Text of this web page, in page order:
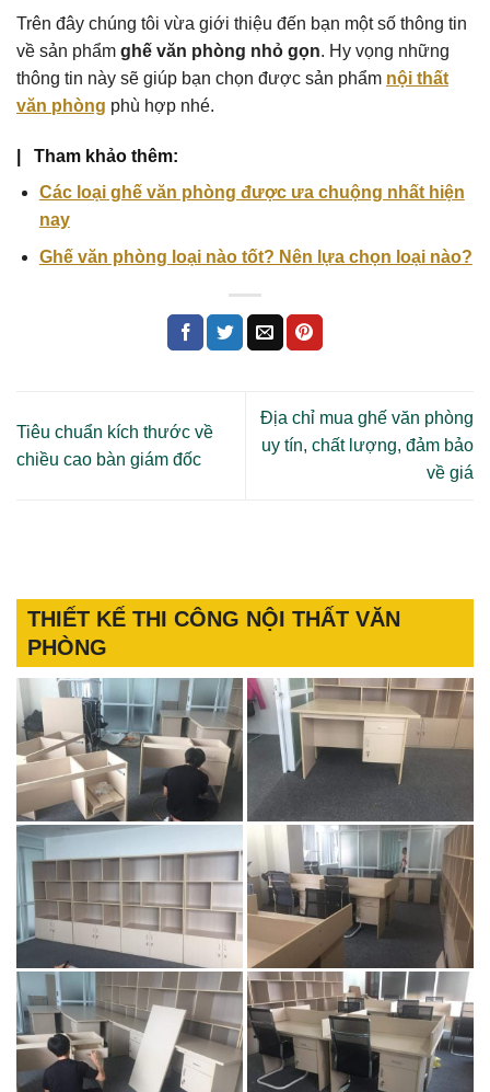
Trên đây chúng tôi vừa giới thiệu đến bạn một số thông tin
về sản phẩm ghế văn phòng nhỏ gọn. Hy vọng những
thông tin này sẽ giúp bạn chọn được sản phẩm nội thất
văn phòng phù hợp nhé.
| Tham khảo thêm:
Các loại ghế văn phòng được ưa chuộng nhất hiện
nay
Ghế văn phòng loại nào tốt? Nên lựa chọn loại nào?
Tiêu chuẩn kích thước về
chiều cao bàn giám đốc
Địa chỉ mua ghế văn phòng
uy tín, chất lượng, đảm bảo
về giá
THIẾT KẾ THI CÔNG NỘI THẤT VĂN
PHÒNG